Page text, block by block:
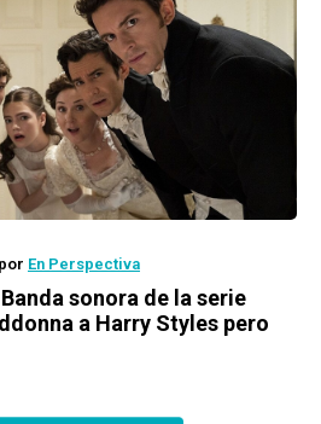
por En Perspectiva
sonora de la serie
a Harry Styles pero